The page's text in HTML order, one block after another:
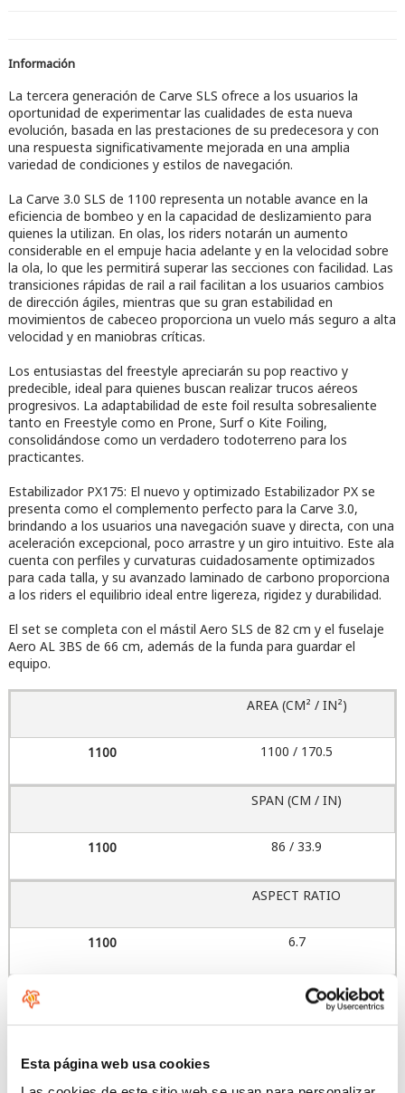
Esta página web usa cookies
Información
La tercera generación de Carve SLS ofrece a los usuarios la
oportunidad de experimentar las cualidades de esta nueva
evolución, basada en las prestaciones de su predecesora y con
una respuesta significativamente mejorada en una amplia
variedad de condiciones y estilos de navegación.
La Carve 3.0 SLS de 1100 representa un notable avance en la
eficiencia de bombeo y en la capacidad de deslizamiento para
quienes la utilizan. En olas, los riders notarán un aumento
considerable en el empuje hacia adelante y en la velocidad sobre
la ola, lo que les permitirá superar las secciones con facilidad. Las
transiciones rápidas de rail a rail facilitan a los usuarios cambios
de dirección ágiles, mientras que su gran estabilidad en
movimientos de cabeceo proporciona un vuelo más seguro a alta
velocidad y en maniobras críticas.
Los entusiastas del freestyle apreciarán su pop reactivo y
predecible, ideal para quienes buscan realizar trucos aéreos
progresivos. La adaptabilidad de este foil resulta sobresaliente
tanto en Freestyle como en Prone, Surf o Kite Foiling,
consolidándose como un verdadero todoterreno para los
practicantes.
Estabilizador PX175: El nuevo y optimizado Estabilizador PX se
presenta como el complemento perfecto para la Carve 3.0,
brindando a los usuarios una navegación suave y directa, con una
aceleración excepcional, poco arrastre y un giro intuitivo. Este ala
cuenta con perfiles y curvaturas cuidadosamente optimizados
para cada talla, y su avanzado laminado de carbono proporciona
a los riders el equilibrio ideal entre ligereza, rigidez y durabilidad.
El set se completa con el mástil Aero SLS de 82 cm y el fuselaje
Aero AL 3BS de 66 cm, además de la funda para guardar el
equipo.
AREA (CM² / IN²)
1100 / 170.5
SPAN (CM / IN)
86 / 33.9
ASPECT RATIO
6.7
ESTABILIZADOR